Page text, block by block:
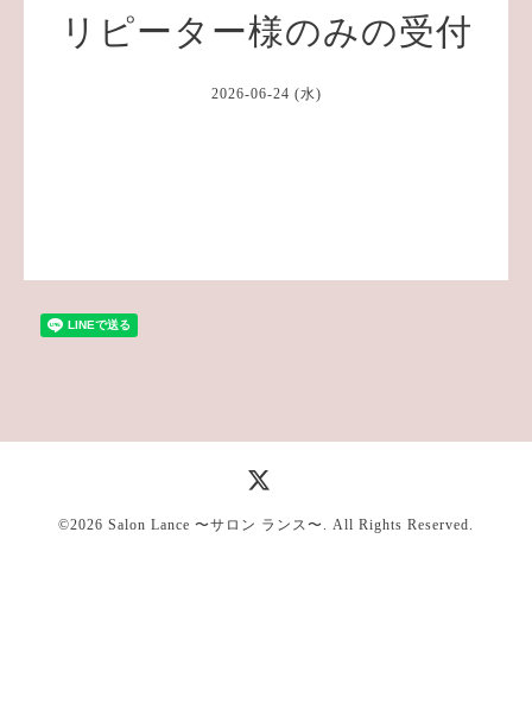
リピーター様のみの受付
2026-06-24 (水)
©2026 Salon Lance 〜サロン ランス〜 . All Rights Reserved.